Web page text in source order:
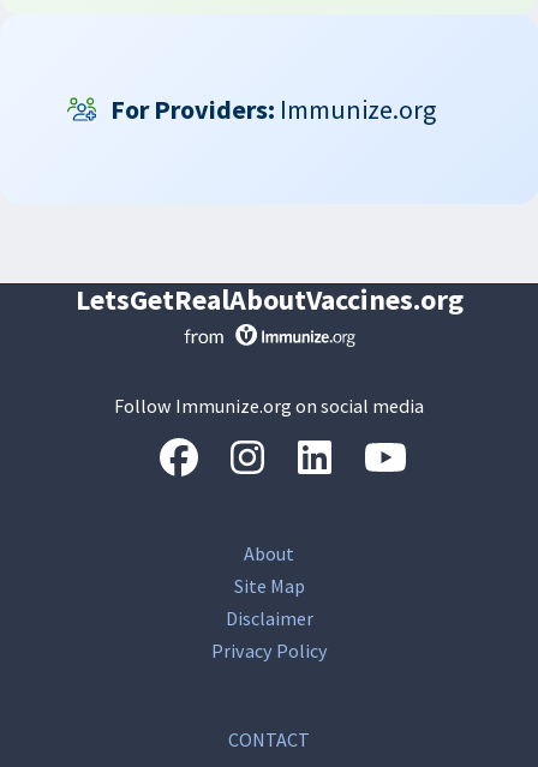
For Providers: Immunize.org
LetsGetRealAboutVaccines.org
Follow Immunize.org on social media
“Facebook“Instagram“LinkedIn
About
Site Map
Disclaimer
Privacy Policy
CONTACT